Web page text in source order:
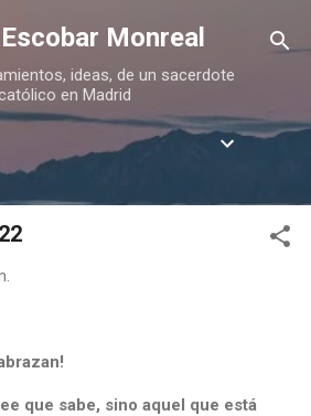
contenido principalMonreal
ideas, de un sacerdote
en Madrid
que sabe, sino aquel que está